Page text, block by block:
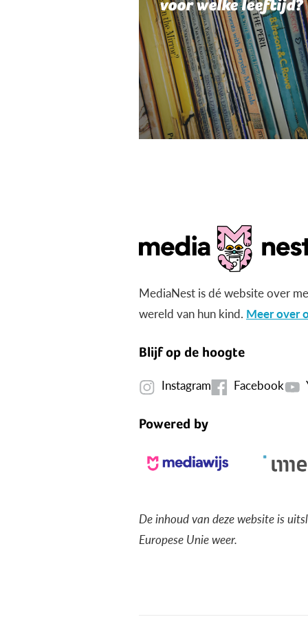
voor welke leeftijd?
MediaNest is dé website over
wereld van hun kind. Meer over
Blijf op de hoogte
Instagram Facebook
Powered by
De inhoud van deze website is
Europese Unie weer.